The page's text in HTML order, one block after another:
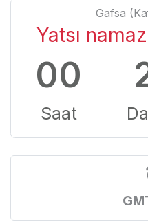
Gafsa
Yatsı
00
Saat